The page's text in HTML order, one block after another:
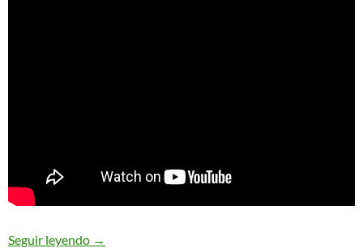
Seguir leyendo La enajenación en la sociedad capitalista. Una
→